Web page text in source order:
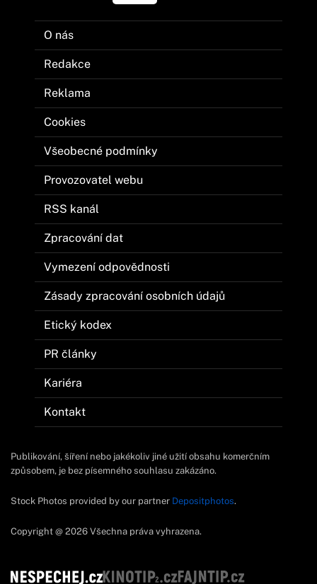
O nás
Redakce
Reklama
Cookies
Všeobecné podmínky
Provozovatel webu
RSS kanál
Zpracování dat
Vymezení odpovědnosti
Zásady zpracování osobních údajů
Etický kodex
PR články
Kariéra
Kontakt
Publikování, šíření nebo jakékoliv jiné užití obsahu komerčním
způsobem, je bez písemného souhlasu zakázáno.
Stock Photos provided by our partner Depositphotos.
Copyright @ 2026 Všechna práva vyhrazena.